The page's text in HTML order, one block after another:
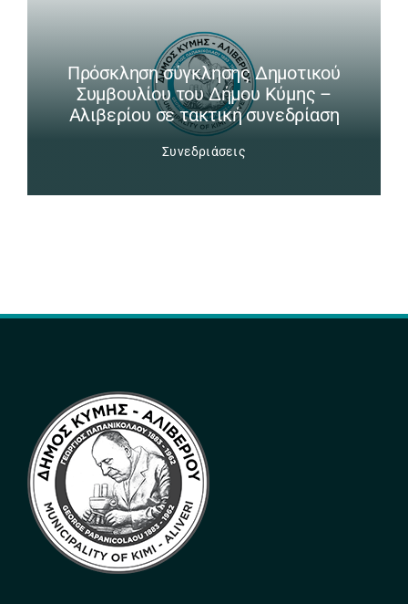
Πρόσκληση σύγκλησης Δημοτικού
Συμβουλίου του Δήμου Κύμης –
Αλιβερίου σε τακτική συνεδρίαση
Συνεδριάσεις